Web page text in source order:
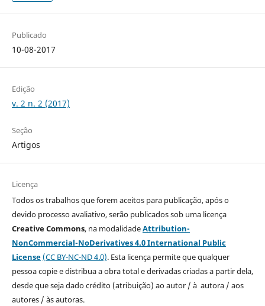
Publicado
10-08-2017
Edição
v. 2 n. 2 (2017)
Seção
Artigos
Licença
Todos os trabalhos que forem aceitos para publicação, após o
devido processo avaliativo, serão publicados sob uma licença
Creative Commons, na modalidadeAttribution-
NonCommercial-NoDerivatives 4.0 International Public
License(CC BY-NC-ND 4.0). Esta licença permite que qualquer
pessoa copie e distribua a obra total e derivadas criadas a partir dela,
desde que seja dado crédito (atribuição) ao autor / à autora / aos
autores / às autoras.